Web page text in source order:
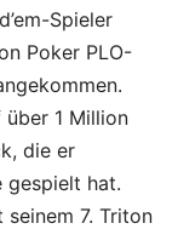
Spieler
Poker PLO-
1 Million
die er
gespielt hat.
7. Triton